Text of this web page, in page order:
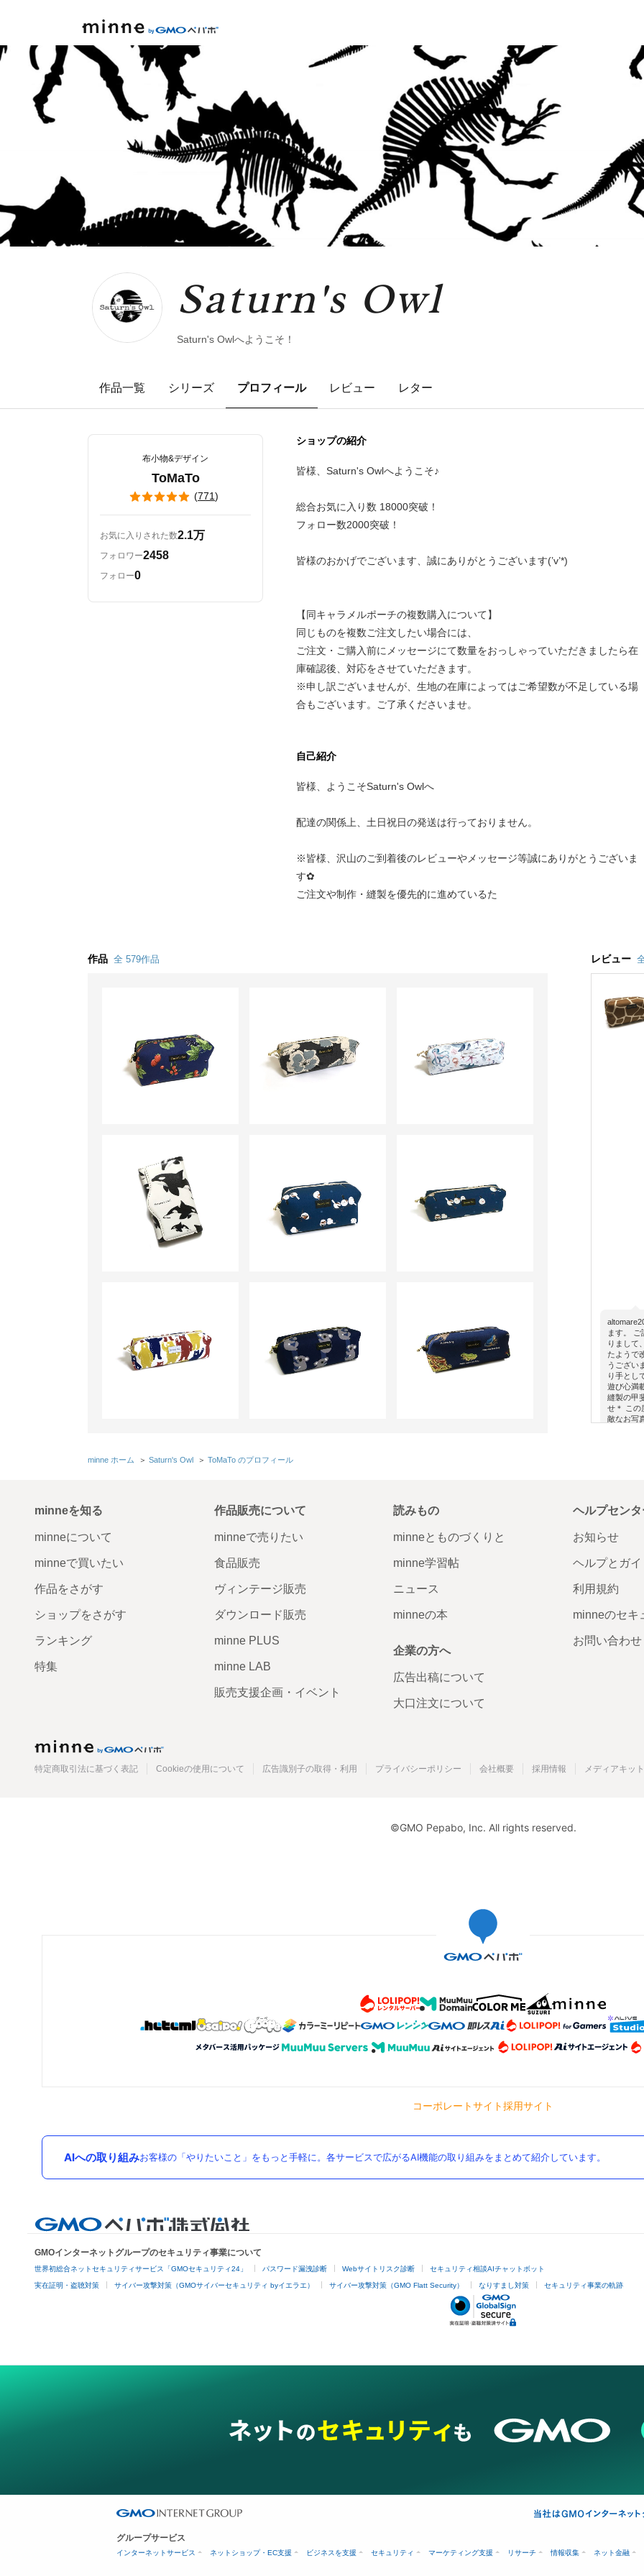
Saturn's Owl
Saturn's Owlへようこそ！
作品一覧 シリーズ プロフィール レビュー レター
布小物&デザイン
ToMaTo
(771)
お気に入りされた数2.1万
フォロワー2458
フォロー0
ショップの紹介
皆様、Saturn's Owlへようこそ♪
総合お気に入り数 18000突破！
フォロー数2000突破！
皆様のおかげでございます、誠にありがとうございます(’v’*)
【同キャラメルポーチの複数購入について】
同じものを複数ご注文したい場合には、
ご注文・ご購入前にメッセージにて数量をおっしゃっていただきましたら在
庫確認後、対応をさせていただきます。
※申し訳ございませんが、生地の在庫によってはご希望数が不足している場
合もございます。ご了承くださいませ。
自己紹介
皆様、ようこそSaturn's Owlへ
配達の関係上、土日祝日の発送は行っておりません。
※皆様、沢山のご到着後のレビューやメッセージ等誠にありがとうございま
す✿
ご注文や制作・縫製を優先的に進めているた
作品 全 579作品 レビュー
ます。
りまして
たようで
うござい
り手とし
遊び心満
縫製の甲
せ＊ この
敵なお写
す。 ご
て、誠
で改めて
夜分に失
します。
礼します
くなりま
がありま
minne ホーム ＞ Saturn's Owl ＞ ToMaTo のプロフィール
minneを知る
minneについて
minneで買いたい
作品をさがす
ショップをさがす
ランキング
特集
作品販売について
minneで売りたい
食品販売
ヴィンテージ販売
ダウンロード販売
minne PLUS
minne LAB
販売支援企画・イベント
読みもの
minneとものづくりと
minne学習帖
ニュース
minneの本
企業の方へ
広告出稿について
大口注文について
ヘルプセンタ
お知らせ
ヘルプとガイ
利用規約
minneのセキ
お問い合わせ
特定商取引法に基づく表記 Cookieの使用について 広告識別子の取得・利用 プライバシーポリシー 会社概要 採用情報 メディアキット
©GMO Pepabo, Inc. All rights reserved.
コーポレートサイト採用サイト
AIへの取り組みお客様の「やりたいこと」をもっと手軽に。各サービスで広がるAI機能の取り組みをまとめて紹介しています。
GMOインターネットグループのセキュリティ事業について
世界初総合ネットセキュリティサービス「GMOセキュリティ24」 パスワード漏洩診断 Webサイトリスク診断 セキュリティ相談AIチャットボット
実在証明・盗聴対策 サイバー攻撃対策（GMOサイバーセキュリティ byイエラエ） サイバー攻撃対策（GMO Flatt Security） なりすまし対策 セキュリティ事業の軌跡
グループサービス
インターネットサービス ネットショップ・EC支援 ビジネスを支援 セキュリティ マーケティング支援 リサーチ 情報収集 ネット金融